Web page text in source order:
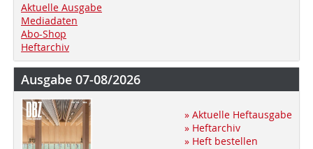
Aktuelle Ausgabe
Mediadaten
Abo-Shop
Heftarchiv
Ausgabe 07-08/2026
» Aktuelle Heftausgabe
» Heftarchiv
» Heft bestellen